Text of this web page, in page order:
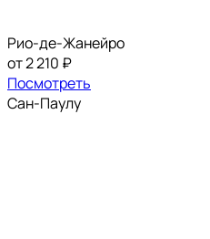
Рио-де-Жанейро
от 2 210 ₽
Посмотреть
Сан-Паулу